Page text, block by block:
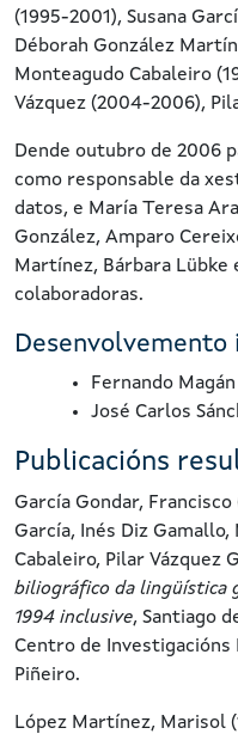
(1995-2001), Susana
Déborah González
Monteagudo Cabaleiro
Vázquez (2004-2006),
Dende outubro de 2006
como responsable da
datos, e María Teresa
González, Amparo
Martínez, Bárbara Lübke
colaboradoras.
Fernando
José Carlos
Publicacións
García Gondar,
García, Inés Diz
Cabaleiro, Pilar Vázquez
biliográfico da lingüística
1994 inclusive, Santiago
Centro de Investigacións
Piñeiro.
López Martínez, Marisol